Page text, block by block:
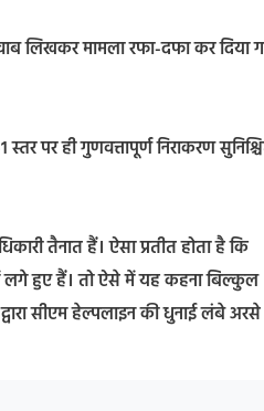
लिखकर मामला रफा-दफा कर दिया
पर ही गुणवत्तापूर्ण निराकरण
तैनात हैं। ऐसा प्रतीत होता है कि
में लगे हुए हैं। तो ऐसे में यह कहना बिल्कुल
सीएम हेल्पलाइन की धुनाई लंबे